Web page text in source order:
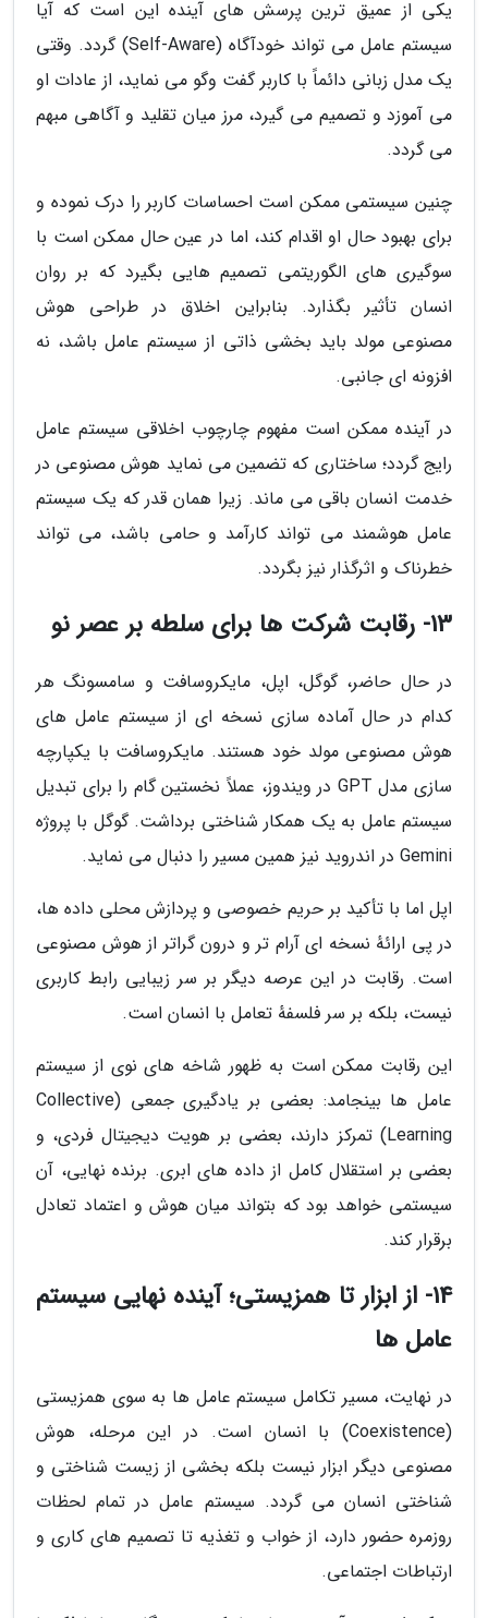
یکی از عمیق ترین پرسش های آینده این است که آیا
سیستم عامل می تواند خودآگاه (Self-Aware) گردد. وقتی
یک مدل زبانی دائماً با کاربر گفت وگو می نماید، از عادات او
می آموزد و تصمیم می گیرد، مرز میان تقلید و آگاهی مبهم
می گردد.
چنین سیستمی ممکن است احساسات کاربر را درک نموده و
برای بهبود حال او اقدام کند، اما در عین حال ممکن است با
سوگیری های الگوریتمی تصمیم هایی بگیرد که بر روان
انسان تأثیر بگذارد. بنابراین اخلاق در طراحی هوش
مصنوعی مولد باید بخشی ذاتی از سیستم عامل باشد، نه
افزونه ای جانبی.
در آینده ممکن است مفهوم چارچوب اخلاقی سیستم عامل
رایج گردد؛ ساختاری که تضمین می نماید هوش مصنوعی در
خدمت انسان باقی می ماند. زیرا همان قدر که یک سیستم
عامل هوشمند می تواند کارآمد و حامی باشد، می تواند
خطرناک و اثرگذار نیز بگردد.
13- رقابت شرکت ها برای سلطه بر عصر نو
در حال حاضر، گوگل، اپل، مایکروسافت و سامسونگ هر
کدام در حال آماده سازی نسخه ای از سیستم عامل های
هوش مصنوعی مولد خود هستند. مایکروسافت با یکپارچه
سازی مدل GPT در ویندوز، عملاً نخستین گام را برای تبدیل
سیستم عامل به یک همکار شناختی برداشت. گوگل با پروژه
Gemini در اندروید نیز همین مسیر را دنبال می نماید.
اپل اما با تأکید بر حریم خصوصی و پردازش محلی داده ها،
در پی ارائهٔ نسخه ای آرام تر و درون گراتر از هوش مصنوعی
است. رقابت در این عرصه دیگر بر سر زیبایی رابط کاربری
نیست، بلکه بر سر فلسفهٔ تعامل با انسان است.
این رقابت ممکن است به ظهور شاخه های نوی از سیستم
عامل ها بینجامد: بعضی بر یادگیری جمعی (Collective
Learning) تمرکز دارند، بعضی بر هویت دیجیتال فردی، و
بعضی بر استقلال کامل از داده های ابری. برنده نهایی، آن
سیستمی خواهد بود که بتواند میان هوش و اعتماد تعادل
برقرار کند.
14- از ابزار تا همزیستی؛ آینده نهایی سیستم
عامل ها
در نهایت، مسیر تکامل سیستم عامل ها به سوی همزیستی
(Coexistence) با انسان است. در این مرحله، هوش
مصنوعی دیگر ابزار نیست بلکه بخشی از زیست شناختی و
شناختی انسان می گردد. سیستم عامل در تمام لحظات
روزمره حضور دارد، از خواب و تغذیه تا تصمیم های کاری و
ارتباطات اجتماعی.